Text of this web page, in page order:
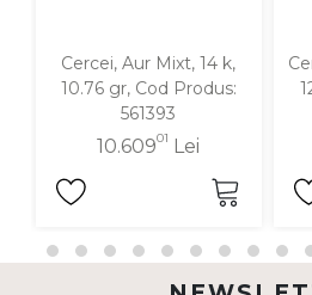
Cercei, Aur Mixt, 14 k,
10.76 gr, Cod Produs:
561393
10.60901 Lei